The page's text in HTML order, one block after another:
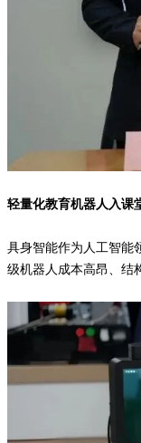
轻量化教育机器人入课
具身智能作为人工智能
级机器人成本高昂、结